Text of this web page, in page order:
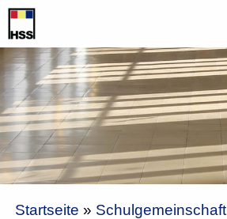
Zum
Inhalt
springen
Startseite » Schulgemeinschaft